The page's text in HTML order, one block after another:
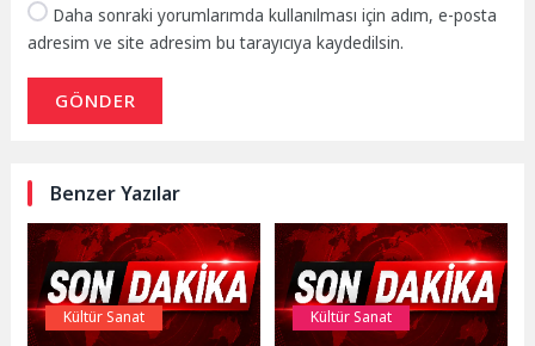
Daha sonraki yorumlarımda kullanılması için adım, e-posta
adresim ve site adresim bu tarayıcıya kaydedilsin.
GÖNDER
Benzer Yazılar
Kültür Sanat Kültür Sanat